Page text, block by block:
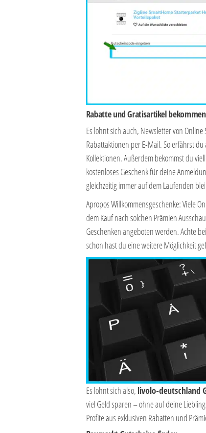
Rabatte und Gratisartikel
Es lohnt sich auch, Newsletter von
Rabattaktionen per E-Mail. So erfährst
Kollektionen. Außerdem bekommst du
kostenloses Geschenk für deine
gleichzeitig immer auf dem Laufenden
Apropos Willkommensgeschenke: Viele
dem Kauf nach solchen Prämien
Geschenken angeboten werden. Achte
schon hast du eine weitere Möglichkeit
Es lohnt sich also, livolo-deutschland
viel Geld sparen – ohne auf deine
Profite aus exklusiven Rabatten und